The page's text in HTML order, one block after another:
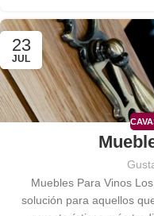
23
JUL
Muebles Para Vinos
solución para aquellos